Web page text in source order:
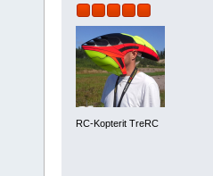
RC-Kopterit TreRC